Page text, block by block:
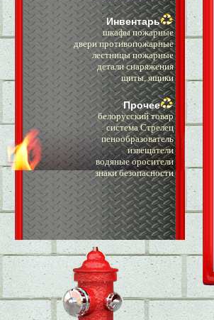
Инвентарь
шкафы пожарные
двери противопожарные
лестницы пожарные
детали снаряжения
щиты, ящики
Прочее
белорусский товар
система Стрелец
пенообразователь
извещатели
водяные оросители
знаки безопасности